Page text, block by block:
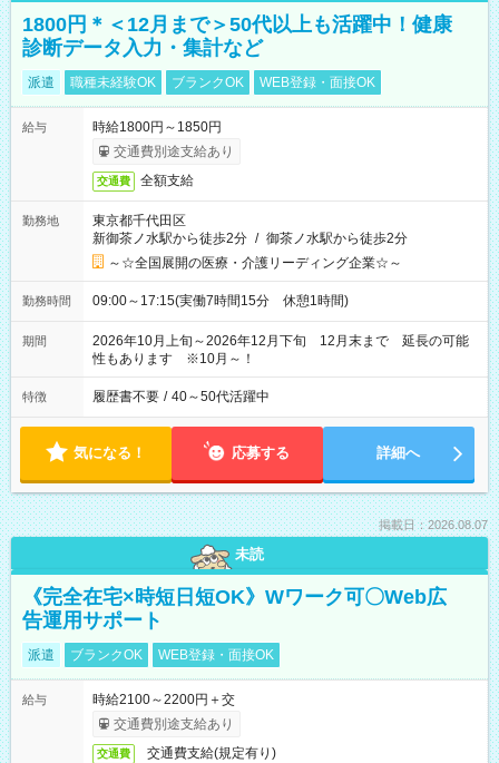
1800円＊＜12月まで＞50代以上も活躍中！健康
診断データ入力・集計など
派遣 職種未経験OK ブランクOK WEB登録・面接OK
給与
時給1800円～1850円
交通費別途支給あり
交通費 全額支給
勤務地
東京都千代田区
新御茶ノ水駅から徒歩2分 / 御茶ノ水駅から徒歩2分
～☆全国展開の医療・介護リーディング企業☆～
勤務時間 09:00～17:15(実働7時間15分 休憩1時間)
期間
2026年10月上旬～2026年12月下旬 12月末まで 延長の可能
性もあります ※10月～！
特徴 履歴書不要 / 40～50代活躍中
気になる！ 応募する 詳細へ
掲載日：2026.08.07
未読
《完全在宅×時短日短OK》Wワーク可〇Web広
告運用サポート
派遣 ブランクOK WEB登録・面接OK
給与
時給2100～2200円＋交
交通費別途支給あり
交通費 交通費支給(規定有り)